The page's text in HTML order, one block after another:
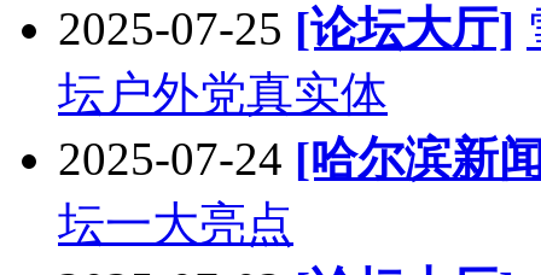
2025-07-25 [论坛大厅]
坛户外党真实体
2025-07-24 [哈尔滨新
坛一大亮点